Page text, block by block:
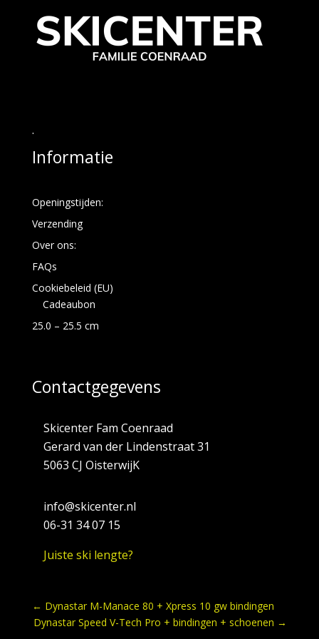
.
Informatie
Openingstijden:
Verzending
Over ons:
FAQs
Cookiebeleid (EU)
Cadeaubon
25.0 – 25.5 cm
Contactgegevens
Skicenter Fam Coenraad
Gerard van der Lindenstraat 31
5063 CJ OisterwijK
info@skicenter.nl
06-31 34 07 15
Juiste ski lengte?
← Dynastar M-Manace 80 + Xpress 10 gw bindingen
Dynastar Speed V-Tech Pro + bindingen + schoenen →